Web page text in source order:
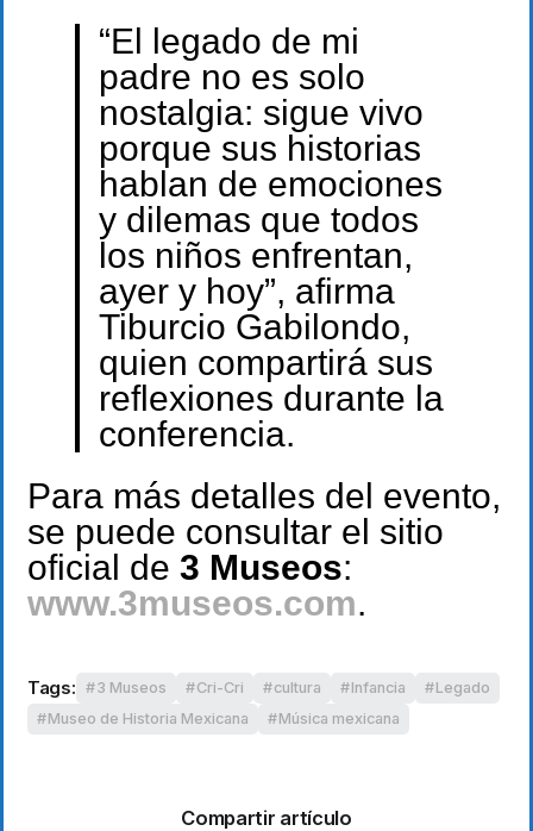
“El legado de mi
padre no es solo
nostalgia: sigue vivo
porque sus historias
hablan de emociones
y dilemas que todos
los niños enfrentan,
ayer y hoy”, afirma
Tiburcio Gabilondo,
quien compartirá sus
reflexiones durante la
conferencia.
Para más detalles del evento,
se puede consultar el sitio
oficial de 3 Museos:
www.3museos.com.
Tags: 3 Museos Cri-Cri cultura Infancia
Legado
Museo de Historia Mexicana
Música mexicana
Compartir artículo